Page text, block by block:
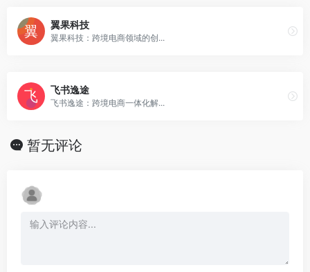
翼果科技
翼果科技：跨境电商领域的创...
飞书逸途
飞书逸途：跨境电商一体化解...
暂无评论